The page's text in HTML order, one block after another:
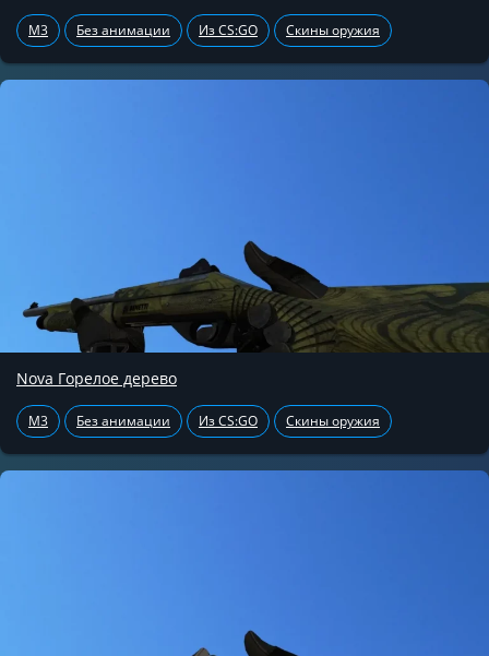
M3 Без анимации Из CS:GO Скины оружия
Nova Горелое дерево
M3 Без анимации Из CS:GO Скины оружия